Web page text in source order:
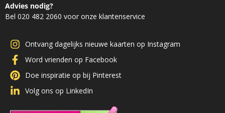
Advies nodig?
Bel 020 482 2060 voor onze klantenservice
Ontvang dagelijks nieuwe kaarten op Instagram
Word vrienden op Facebook
Doe inspiratie op bij Pinterest
Volg ons op LinkedIn